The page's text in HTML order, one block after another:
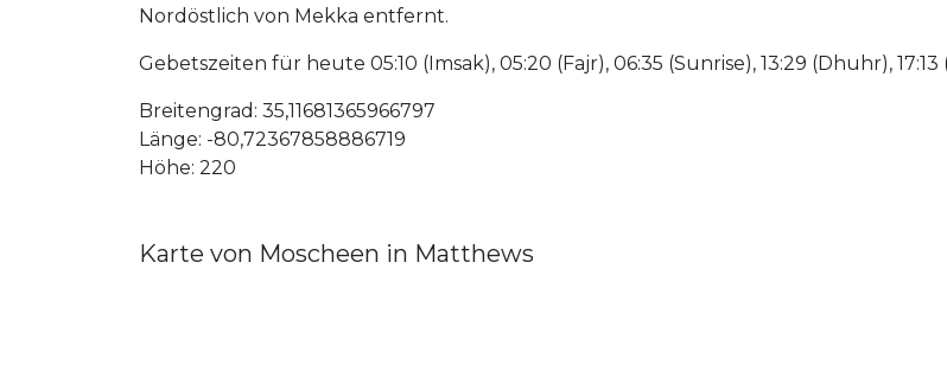
Nordöstlich von Mekka entfernt.
Gebetszeiten für heute 05:10 (Imsak), 05:20 (Fajr), 06:35 (Sunrise), 13:29 (Dhuhr), 17:13
Breitengrad: 35,11681365966797
Länge: -80,72367858886719
Höhe: 220
Karte von Moscheen in Matthews